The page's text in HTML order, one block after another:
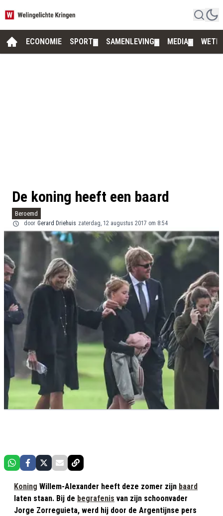
ECONOMIE SPORT SAMENLEVING MEDIA
De koning heeft een baard
Beroemd
door Gerard Driehuis zaterdag, 12 augustus 2017 om 8:54
Koning Willem-Alexander heeft deze zomer zijn baard
laten staan. Bij de begrafenis van zijn schoonvader
Jorge Zorreguieta, werd hij door de Argentijnse pers